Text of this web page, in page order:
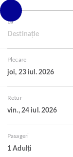
La
Destinație
Plecare
joi, 23 iul. 2026
Retur
vin., 24 iul. 2026
Pasageri
1 Adulți